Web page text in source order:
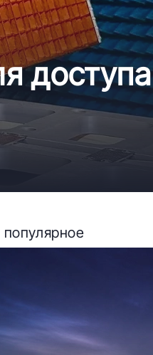
доступа